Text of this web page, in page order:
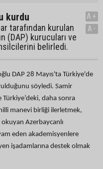
kurdu
tarafından kurulan
(DAP) kurucuları ve
belirledi.
A+
A-
DAP 28 Mayıs'ta Türkiye'de
söyledi. Samir
Türkiye’deki, daha sonra
manevi birliği ilerletmek,
okuyan Azerbaycanlı
eden akademisyenlere
işadamlarına destek olmak